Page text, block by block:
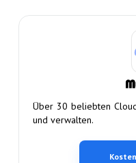
Über 30 beliebten
und verwalten.